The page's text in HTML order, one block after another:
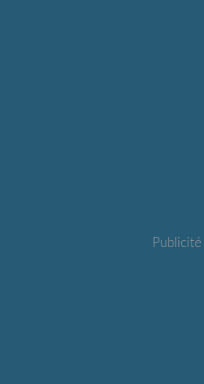
Publicité